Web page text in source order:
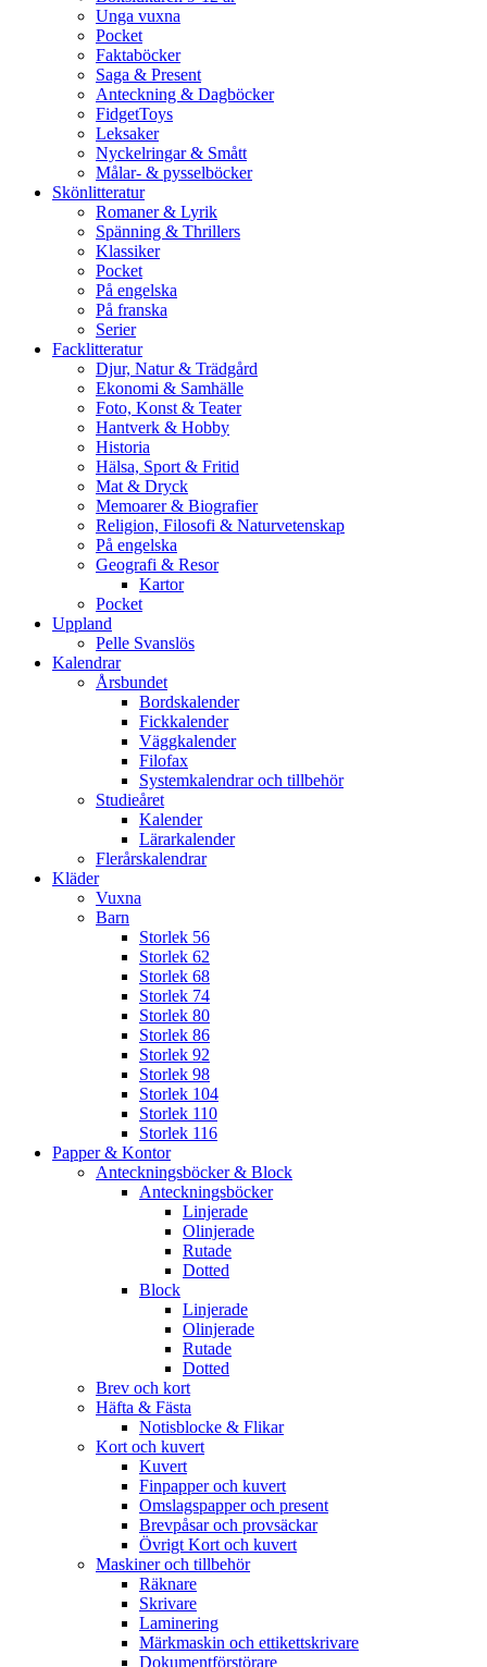
Unga vuxna
Pocket
Faktaböcker
Saga & Present
Anteckning & Dagböcker
FidgetToys
Leksaker
Nyckelringar & Smått
Målar- & pysselböcker
Skönlitteratur
Romaner & Lyrik
Spänning & Thrillers
Klassiker
Pocket
På engelska
På franska
Serier
Facklitteratur
Djur, Natur & Trädgård
Ekonomi & Samhälle
Foto, Konst & Teater
Hantverk & Hobby
Historia
Hälsa, Sport & Fritid
Mat & Dryck
Memoarer & Biografier
Religion, Filosofi & Naturvetenskap
På engelska
Geografi & Resor
Kartor
Pocket
Uppland
Pelle Svanslös
Kalendrar
Årsbundet
Bordskalender
Fickkalender
Väggkalender
Filofax
Systemkalendrar och tillbehör
Studieåret
Kalender
Lärarkalender
Flerårskalendrar
Kläder
Vuxna
Barn
Storlek 56
Storlek 62
Storlek 68
Storlek 74
Storlek 80
Storlek 86
Storlek 92
Storlek 98
Storlek 104
Storlek 110
Storlek 116
Papper & Kontor
Anteckningsböcker & Block
Anteckningsböcker
Linjerade
Olinjerade
Rutade
Dotted
Block
Linjerade
Olinjerade
Rutade
Dotted
Brev och kort
Häfta & Fästa
Notisblocke & Flikar
Kort och kuvert
Kuvert
Finpapper och kuvert
Omslagspapper och present
Brevpåsar och provsäckar
Övrigt Kort och kuvert
Maskiner och tillbehör
Räknare
Skrivare
Laminering
Märkmaskin och ettikettskrivare
Dokumentförstörare